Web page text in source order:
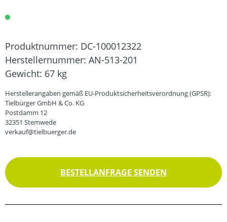
Produktnummer: DC-100012322
Herstellernummer: AN-513-201
Gewicht: 67 kg
Herstellerangaben gemäß EU-Produktsicherheitsverordnung (GPSR):
Tielbürger GmbH & Co. KG
Postdamm 12
32351 Stemwede
verkauf@tielbuerger.de
BESTELLANFRAGE SENDEN